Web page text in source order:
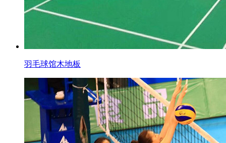
羽毛球馆木地板